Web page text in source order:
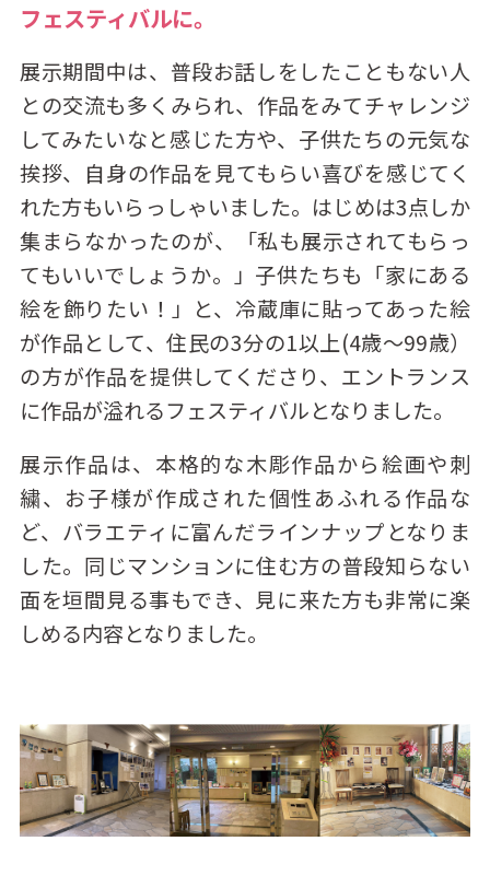
フェスティバルに。
展示期間中は、普段お話しをしたこともない人
との交流も多くみられ、作品をみてチャレンジ
してみたいなと感じた方や、子供たちの元気な
挨拶、自身の作品を見てもらい喜びを感じてく
れた方もいらっしゃいました。はじめは3点しか
集まらなかったのが、「私も展示されてもらっ
てもいいでしょうか。」子供たちも「家にある
絵を飾りたい！」と、冷蔵庫に貼ってあった絵
が作品として、住民の3分の1以上(4歳～99歳）
の方が作品を提供してくださり、エントランス
に作品が溢れるフェスティバルとなりました。
展示作品は、本格的な木彫作品から絵画や刺
繍、お子様が作成された個性あふれる作品な
ど、バラエティに富んだラインナップとなりま
した。同じマンションに住む方の普段知らない
面を垣間見る事もでき、見に来た方も非常に楽
しめる内容となりました。